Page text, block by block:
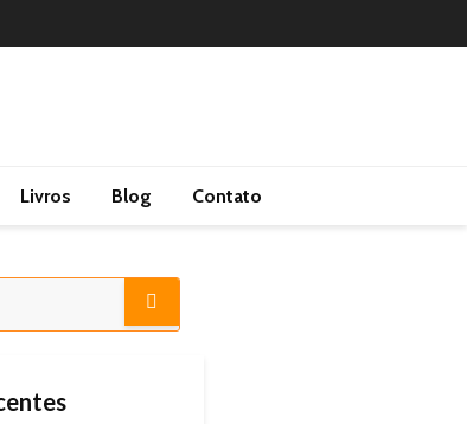
Livros Blog Contato